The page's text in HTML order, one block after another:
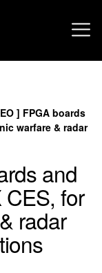
] FPGA boards
warfare & radar
and
for
radar